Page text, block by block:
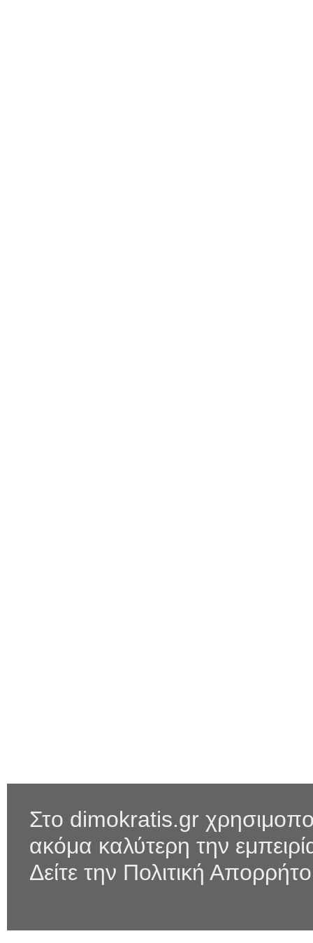
Στο dimokratis.gr
ακόμα καλύτερη την
Δείτε την Πολιτική